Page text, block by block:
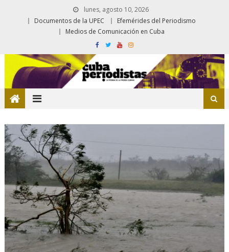
lunes, agosto 10, 2026
Documentos de la UPEC
Efemérides del Periodismo
Medios de Comunicación en Cuba